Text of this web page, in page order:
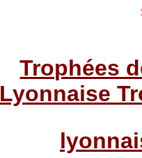
Trophées
Lyonnaise